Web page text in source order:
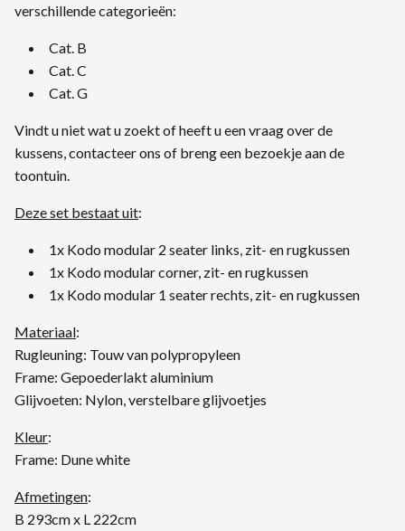
verschillende categorieën:
Cat. B
Cat. C
Cat. G
Vindt u niet wat u zoekt ofheeft u een vraag overde
kussens, contacteer ons of breng een bezoekje aande
toontuin.
Deze set bestaat uit:
1x Kodo modular 2 seater links, zit- en rugkussen
1x Kodo modular corner, zit- en rugkussen
1x Kodo modular 1 seater rechts, zit- en rugkussen
Materiaal:
Rugleuning: Touw van polypropyleen
Frame: Gepoederlakt aluminium
Glijvoeten: Nylon, verstelbare glijvoetjes
Kleur:
Frame: Dune white
Afmetingen:
B 293cm x L 222cm